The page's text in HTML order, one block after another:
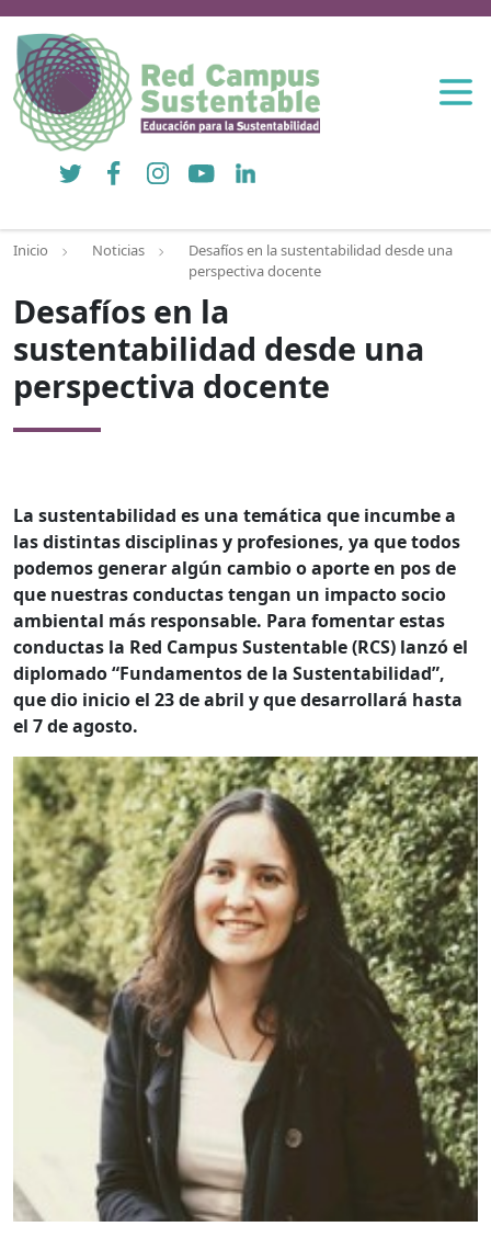
Twitter FacebookInstagramYouTubeLinkedIn
Inicio Noticias
Desafíos en la sustentabilidad desde una
perspectiva docente
Desafíos en la
sustentabilidad desde una
perspectiva docente
La sustentabilidad es una temática que incumbe a
las distintas disciplinas y profesiones, ya que todos
podemos generar algún cambio o aporte en pos de
que nuestras conductas tengan un impacto socio
ambiental más responsable. Para fomentar estas
conductas la Red Campus Sustentable (RCS) lanzó el
diplomado “Fundamentos de la Sustentabilidad”,
que dio inicio el 23 de abril y que desarrollará hasta
el 7 de agosto.